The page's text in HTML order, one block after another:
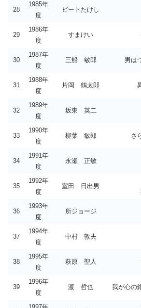
28
1985年
度
ビートたけし
29
1986年
度
すまけい
30
1987年
度
三船 敏郎 男は
31
1988年
度
片岡 鶴太郎
32
1989年
度
坂東 英二
33
1990年
度
柳葉 敏郎 さ
34
1991年
度
永瀬 正敏
35
1992年
度
室田 日出男
36
1993年
度
所ジョージ
37
1994年
度
中村 敦夫
38
1995年
度
萩原 聖人
39
1996年
度
渡 哲也 我が心の